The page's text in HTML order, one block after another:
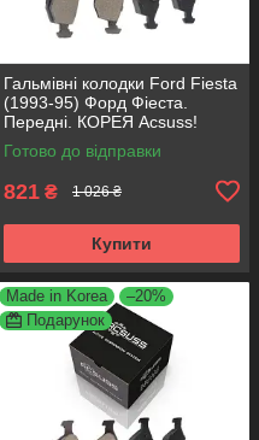
Гальмівні колодки Ford Fiesta
(1993-95) Форд Фіеста.
Передні. КОРЕЯ Acsuss!
GDB371 , TAR579 , TAR276
Готово до відправки
821 ₴ 1 026 ₴
Купити
Made in Korea
–20%
Подарунок